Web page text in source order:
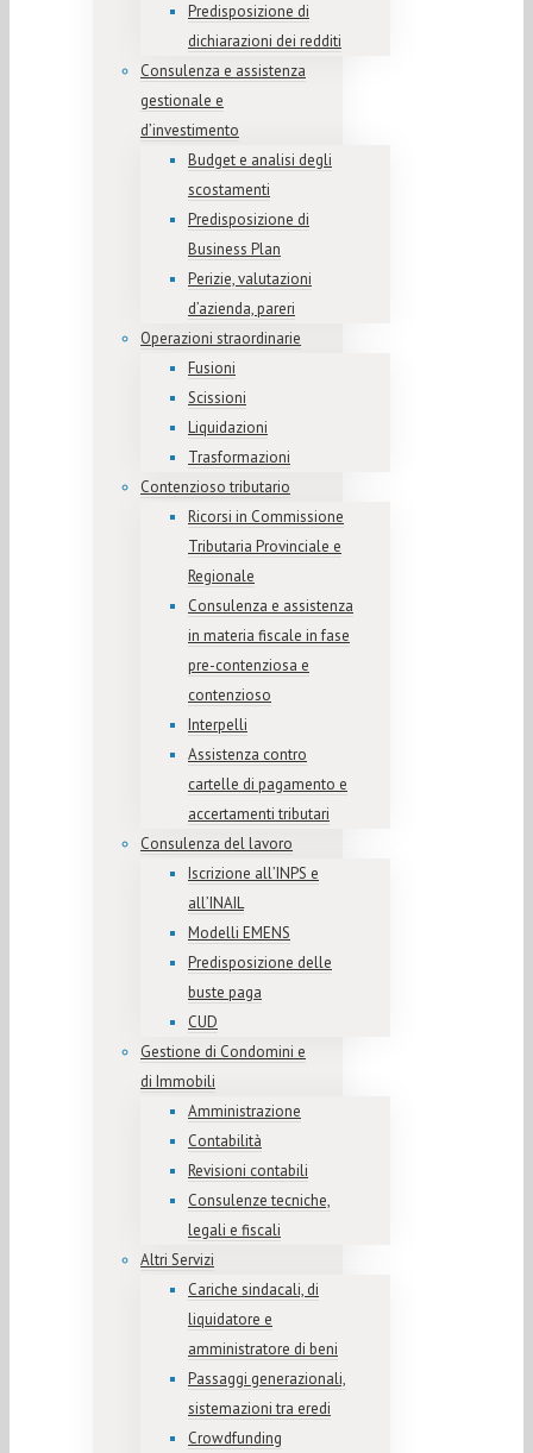
Predisposizione di
dichiarazioni dei redditi
Consulenza e assistenza
gestionale e
d’investimento
Budget e analisi degli
scostamenti
Predisposizione di
Business Plan
Perizie, valutazioni
d’azienda, pareri
Operazioni straordinarie
Fusioni
Scissioni
Liquidazioni
Trasformazioni
Contenzioso tributario
Ricorsi in Commissione
Tributaria Provinciale e
Regionale
Consulenza e assistenza
in materia fiscale in fase
pre-contenziosa e
contenzioso
Interpelli
Assistenza contro
cartelle di pagamento e
accertamenti tributari
Consulenza del lavoro
Iscrizione all’INPS e
all’INAIL
Modelli EMENS
Predisposizione delle
buste paga
CUD
Gestione di Condomini e
di Immobili
Amministrazione
Contabilità
Revisioni contabili
Consulenze tecniche,
legali e fiscali
Altri Servizi
Cariche sindacali, di
liquidatore e
amministratore di beni
Passaggi generazionali,
sistemazioni tra eredi
Crowdfunding